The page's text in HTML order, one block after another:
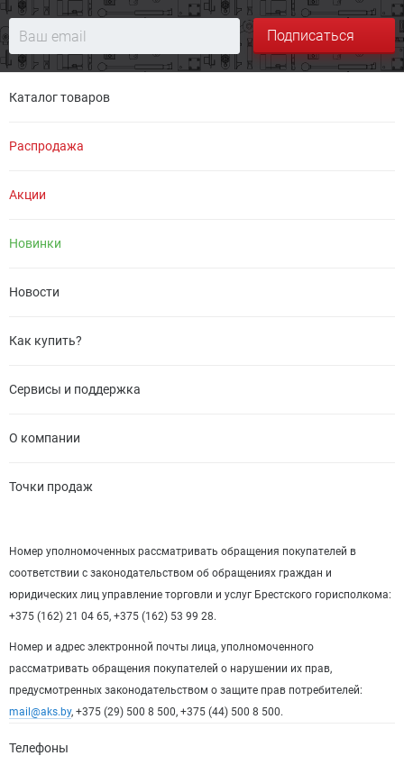
Подписаться
Каталог товаров
Распродажа
Акции
Новинки
Новости
Как купить?
Сервисы и поддержка
О компании
Точки продаж
Номер уполномоченных рассматривать обращения покупателей в
соответствии с законодательством об обращениях граждан и
юридических лиц управление торговли и услуг Брестского горисполкома:
+375 (162) 21 04 65, +375 (162) 53 99 28.
Номер и адрес электронной почты лица, уполномоченного
рассматривать обращения покупателей о нарушении их прав,
предусмотренных законодательством о защите прав потребителей:
mail@aks.by, +375 (29) 500 8 500, +375 (44) 500 8 500.
Телефоны